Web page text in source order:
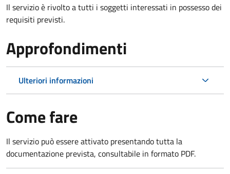
Il servizio è rivolto a tutti i soggetti interessati in possesso dei
requisiti previsti.
Approfondimenti
Ulteriori informazioni
Come fare
Il servizio può essere attivato presentando tutta la
documentazione prevista, consultabile in formato PDF.